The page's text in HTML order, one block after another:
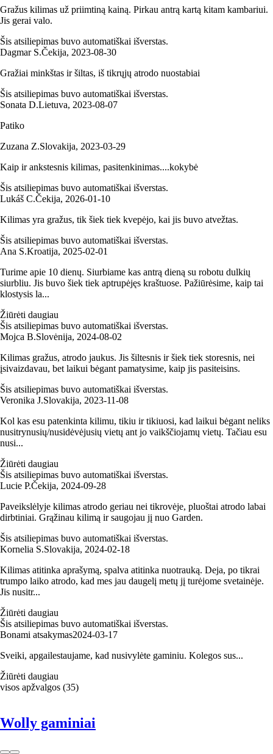
Gražus kilimas už priimtiną kainą. Pirkau antrą kartą kitam kambariui.
Jis gerai valo.
Šis atsiliepimas buvo automatiškai išverstas.
Dagmar S.Čekija, 2023‑08‑30
Gražiai minkštas ir šiltas, iš tikrųjų atrodo nuostabiai
Šis atsiliepimas buvo automatiškai išverstas.
Sonata D.Lietuva, 2023‑08‑07
Patiko
Zuzana Z.Slovakija, 2023‑03‑29
Kaip ir ankstesnis kilimas, pasitenkinimas....kokybė
Šis atsiliepimas buvo automatiškai išverstas.
Lukáš C.Čekija, 2026‑01‑10
Kilimas yra gražus, tik šiek tiek kvepėjo, kai jis buvo atvežtas.
Šis atsiliepimas buvo automatiškai išverstas.
Ana S.Kroatija, 2025‑02‑01
Turime apie 10 dienų. Siurbiame kas antrą dieną su robotu dulkių
siurbliu. Jis buvo šiek tiek aptrupėjęs kraštuose. Pažiūrėsime, kaip tai
klostysis la...
Žiūrėti daugiau
Šis atsiliepimas buvo automatiškai išverstas.
Mojca B.Slovėnija, 2024‑08‑02
Kilimas gražus, atrodo jaukus. Jis šiltesnis ir šiek tiek storesnis, nei
įsivaizdavau, bet laikui bėgant pamatysime, kaip jis pasiteisins.
Šis atsiliepimas buvo automatiškai išverstas.
Veronika J.Slovakija, 2023‑11‑08
Kol kas esu patenkinta kilimu, tikiu ir tikiuosi, kad laikui bėgant neliks
nusitrynusių/nusidėvėjusių vietų ant jo vaikščiojamų vietų. Tačiau esu
nusi...
Žiūrėti daugiau
Šis atsiliepimas buvo automatiškai išverstas.
Lucie P.Čekija, 2024‑09‑28
Paveikslėlyje kilimas atrodo geriau nei tikrovėje, pluoštai atrodo labai
dirbtiniai. Grąžinau kilimą ir saugojau jį nuo Garden.
Šis atsiliepimas buvo automatiškai išverstas.
Kornelia S.Slovakija, 2024‑02‑18
Kilimas atitinka aprašymą, spalva atitinka nuotrauką. Deja, po tikrai
trumpo laiko atrodo, kad mes jau daugelį metų jį turėjome svetainėje.
Jis nusitr...
Žiūrėti daugiau
Šis atsiliepimas buvo automatiškai išverstas.
Bonami atsakymas2024‑03‑17
Sveiki, apgailestaujame, kad nusivylėte gaminiu. Kolegos sus...
Žiūrėti daugiau
visos apžvalgos (35)
Wolly gaminiai